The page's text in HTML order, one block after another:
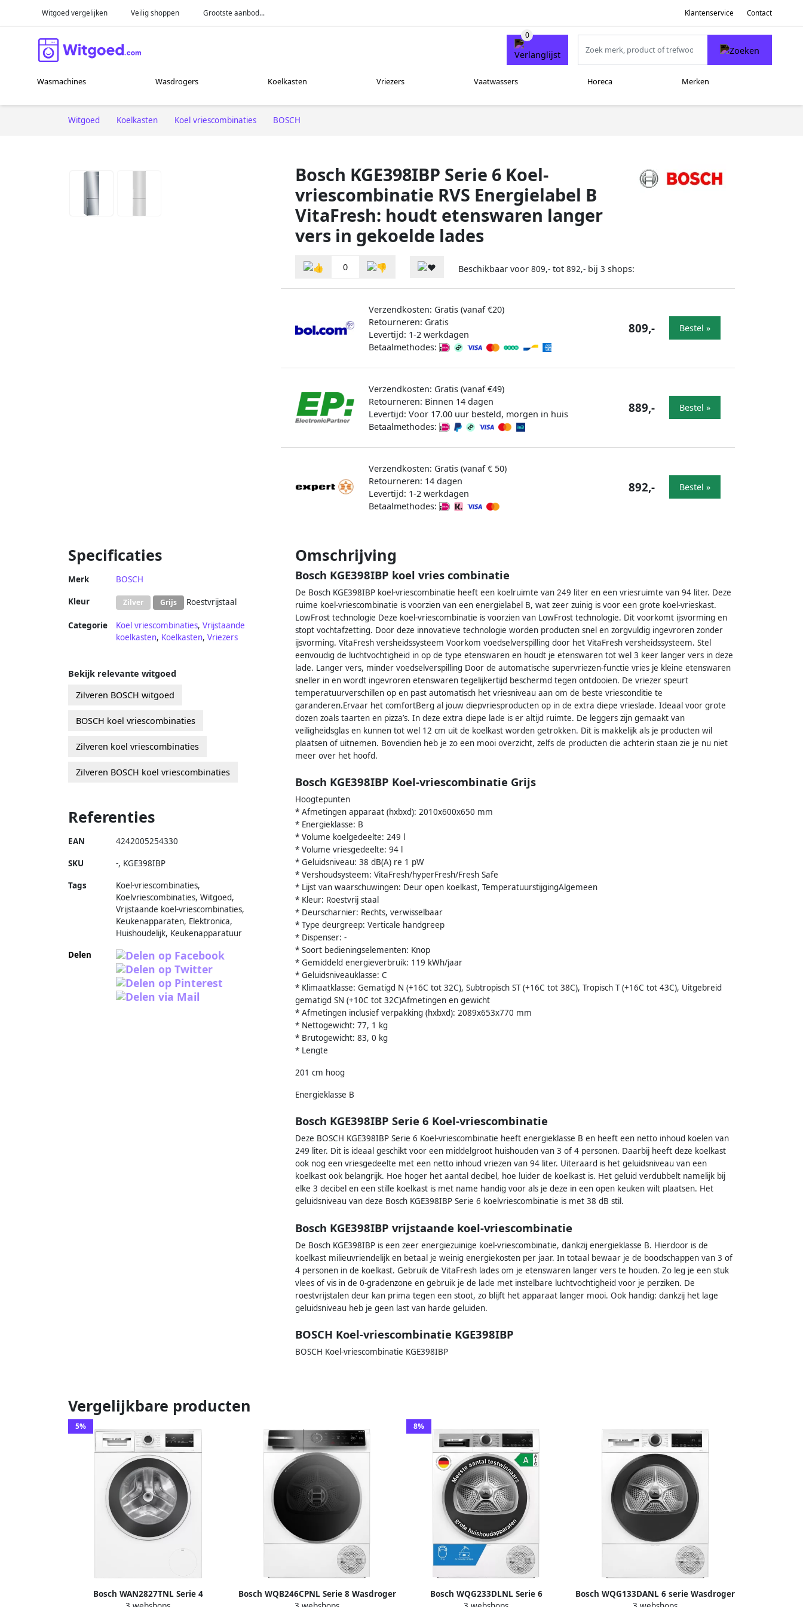
Witgoed vergelijken Veilig shoppen Grootste aanbod... Klantenservice Contact
Wasmachines Wasdrogers Koelkasten Vriezers Vaatwassers Horeca Merken
Witgoed Koelkasten Koel vriescombinaties BOSCH
Bosch KGE398IBP Serie 6 Koel-
vriescombinatie RVS Energielabel B
VitaFresh: houdt etenswaren langer
vers in gekoelde lades
0 Beschikbaar voor 809,- tot 892,- bij 3 shops:
Verzendkosten: Gratis (vanaf €20)
Retourneren: Gratis
Levertijd: 1-2 werkdagen
Betaalmethodes:
809,- Bestel »
Verzendkosten: Gratis (vanaf €49)
Retourneren: Binnen 14 dagen
Levertijd: Voor 17.00 uur besteld, morgen in huis
Betaalmethodes:
889,- Bestel »
Verzendkosten: Gratis (vanaf € 50)
Retourneren: 14 dagen
Levertijd: 1-2 werkdagen
Betaalmethodes:
892,- Bestel »
Specificaties
Merk BOSCH
Kleur Zilver Grijs Roestvrijstaal
Categorie Koel vriescombinaties, Vrijstaande
koelkasten, Koelkasten, Vriezers
Omschrijving
Bosch KGE398IBP koel vries combinatie
De Bosch KGE398IBP koel-vriescombinatie heeft een koelruimte van 249 liter en een vriesruimte van 94 liter. Deze
ruime koel-vriescombinatie is voorzien van een energielabel B, wat zeer zuinig is voor een grote koel-vrieskast.
LowFrost technologie Deze koel-vriescombinatie is voorzien van LowFrost technologie. Dit voorkomt ijsvorming en
stopt vochtafzetting. Door deze innovatieve technologie worden producten snel en zorgvuldig ingevroren zonder
ijsvorming. VitaFresh versheidssysteem Voorkom voedselverspilling door het VitaFresh versheidssysteem. Stel
eenvoudig de luchtvochtigheid in op de type etenswaren en houdt je etenswaren tot wel 3 keer langer vers in deze
lade. Langer vers, minder voedselverspilling Door de automatische supervriezen-functie vries je kleine etenswaren
sneller in en wordt ingevroren etenswaren tegelijkertijd beschermd tegen ontdooien. De vriezer speurt
temperatuurverschillen op en past automatisch het vriesniveau aan om de beste vriesconditie te
garanderen.Ervaar het comfortBerg al jouw diepvriesproducten op in de extra diepe vrieslade. Ideaal voor grote
dozen zoals taarten en pizza’s. In deze extra diepe lade is er altijd ruimte. De leggers zijn gemaakt van
veiligheidsglas en kunnen tot wel 12 cm uit de koelkast worden getrokken. Dit is makkelijk als je producten wil
plaatsen of uitnemen. Bovendien heb je zo een mooi overzicht, zelfs de producten die achterin staan zie je nu niet
meer over het hoofd.
Bosch KGE398IBP Koel-vriescombinatie Grijs
Hoogtepunten
* Afmetingen apparaat (hxbxd): 2010x600x650 mm
* Energieklasse: B
* Volume koelgedeelte: 249 l
* Volume vriesgedeelte: 94 l
* Geluidsniveau: 38 dB(A) re 1 pW
* Vershoudsysteem: VitaFresh/hyperFresh/Fresh Safe
* Lijst van waarschuwingen: Deur open koelkast, TemperatuurstijgingAlgemeen
* Kleur: Roestvrij staal
* Deurscharnier: Rechts, verwisselbaar
* Type deurgreep: Verticale handgreep
* Dispenser: -
* Soort bedieningselementen: Knop
* Gemiddeld energieverbruik: 119 kWh/jaar
* Geluidsniveauklasse: C
* Klimaatklasse: Gematigd N (+16C tot 32C), Subtropisch ST (+16C tot 38C), Tropisch T (+16C tot 43C), Uitgebreid
gematigd SN (+10C tot 32C)Afmetingen en gewicht
* Afmetingen inclusief verpakking (hxbxd): 2089x653x770 mm
* Nettogewicht: 77, 1 kg
* Brutogewicht: 83, 0 kg
* Lengte
201 cm hoog
Energieklasse B
Bosch KGE398IBP Serie 6 Koel-vriescombinatie
Deze BOSCH KGE398IBP Serie 6 Koel-vriescombinatie heeft energieklasse B en heeft een netto inhoud koelen van
249 liter. Dit is ideaal geschikt voor een middelgroot huishouden van 3 of 4 personen. Daarbij heeft deze koelkast
ook nog een vriesgedeelte met een netto inhoud vriezen van 94 liter. Uiteraard is het geluidsniveau van een
koelkast ook belangrijk. Hoe hoger het aantal decibel, hoe luider de koelkast is. Het geluid verdubbelt namelijk bij
elke 3 decibel en een stille koelkast is met name handig voor als je deze in een open keuken wilt plaatsen. Het
geluidsniveau van deze Bosch KGE398IBP Serie 6 koelvriescombinatie is met 38 dB stil.
Bosch KGE398IBP vrijstaande koel-vriescombinatie
De Bosch KGE398IBP is een zeer energiezuinige koel-vriescombinatie, dankzij energieklasse B. Hierdoor is de
koelkast milieuvriendelijk en betaal je weinig energiekosten per jaar. In totaal bewaar je de boodschappen van 3 of
4 personen in de koelkast. Gebruik de VitaFresh lades om je etenswaren langer vers te houden. Zo leg je een stuk
vlees of vis in de 0-gradenzone en gebruik je de lade met instelbare luchtvochtigheid voor je perziken. De
roestvrijstalen deur kan prima tegen een stoot, zo blijft het apparaat langer mooi. Ook handig: dankzij het lage
geluidsniveau heb je geen last van harde geluiden.
BOSCH Koel-vriescombinatie KGE398IBP
BOSCH Koel-vriescombinatie KGE398IBP
Bekijk relevante witgoed
Zilveren BOSCH witgoed
BOSCH koel vriescombinaties
Zilveren koel vriescombinaties
Zilveren BOSCH koel vriescombinaties
Referenties
EAN 4242005254330
SKU -, KGE398IBP
Tags
Koel-vriescombinaties,
Koelvriescombinaties, Witgoed,
Vrijstaande koel-vriescombinaties,
Keukenapparaten, Elektronica,
Huishoudelijk, Keukenapparatuur
Delen
Vergelijkbare producten
5%
Bosch WAN2827TNL Serie 4
Bosch WQB246CPNL Serie 8 Wasdroger
8%
Bosch WQG233DLNL Serie 6
Bosch WQG133DANL 6 serie Wasdroger